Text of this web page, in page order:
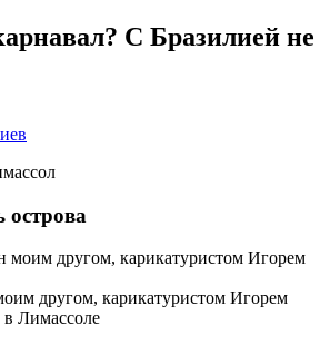
С Бразилией не
острова
другом, карикатуристом Игорем
Лимассоле